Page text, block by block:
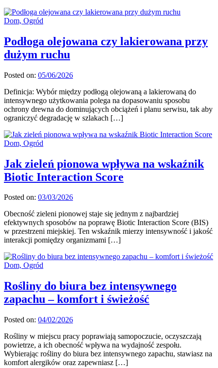
Dom, Ogród
Podłoga olejowana czy lakierowana przy
dużym ruchu
Posted on: 05/06/2026
Definicja: Wybór między podłogą olejowaną a lakierowaną do
intensywnego użytkowania polega na dopasowaniu sposobu
ochrony drewna do dominujących obciążeń i planu serwisu, tak aby
ograniczyć degradację w szlakach […]
Dom, Ogród
Jak zieleń pionowa wpływa na wskaźnik
Biotic Interaction Score
Posted on: 03/03/2026
Obecność zieleni pionowej staje się jednym z najbardziej
efektywnych sposobów na poprawę Biotic Interaction Score (BIS)
w przestrzeni miejskiej. Ten wskaźnik mierzy intensywność i jakość
interakcji pomiędzy organizmami […]
Dom, Ogród
Rośliny do biura bez intensywnego
zapachu – komfort i świeżość
Posted on: 04/02/2026
Rośliny w miejscu pracy poprawiają samopoczucie, oczyszczają
powietrze, a ich obecność wpływa na wydajność zespołu.
Wybierając rośliny do biura bez intensywnego zapachu, stawiasz na
komfort alergików oraz zapewniasz […]